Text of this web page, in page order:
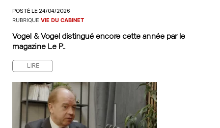
POSTÉ LE 24/04/2026
RUBRIQUE VIE DU CABINET
Vogel & Vogel distingué encore cette année par le
magazine Le P..
LIRE